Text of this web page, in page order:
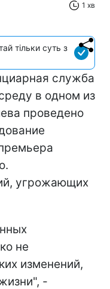
1 хв
тільки суть з
служба
в одном из
проведено
угрожающих
не
изменений,
-